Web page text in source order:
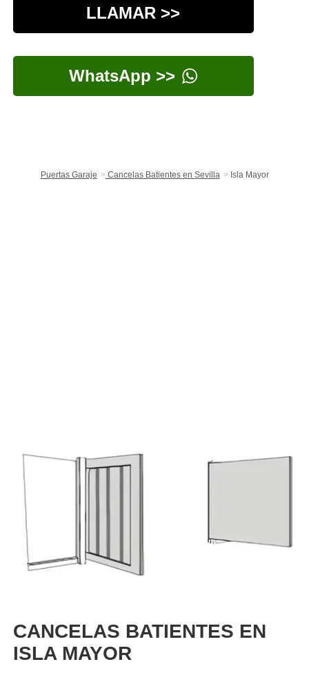
LLAMAR >>
WhatsApp >>
Puertas Garaje Cancelas Batientes en Sevilla Isla Mayor
CANCELAS BATIENTES EN
ISLA MAYOR